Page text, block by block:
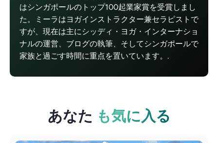
はシンガポールのトップ100起業家賞を受賞しまし
た。ミーラはヨガインストラクター兼セラピストで
すが、現在は主にシッディ・ヨガ・インターナショ
ナルの運営、ブログの執筆、そしてシンガポールで
家族と過ごす時間に重点を置いています。.
あなた も気に入る